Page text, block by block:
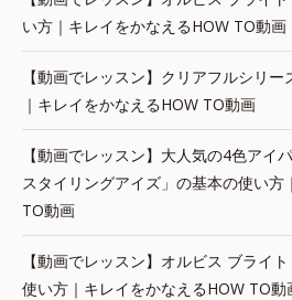
い方｜キレイをかなえるHOW TO動画
【動画でレッスン】クリアフルシリー
｜キレイをかなえるHOW TO動画
【動画でレッスン】大人気の4色アイ
スタイリングアイズ」の基本の使い
TO動画
【動画でレッスン】オルビス ブライ
使い方｜キレイをかなえるHOW TO動